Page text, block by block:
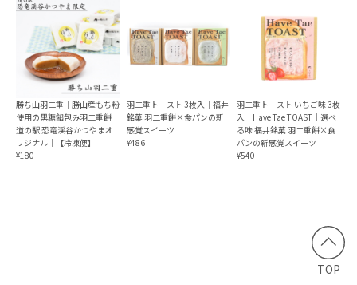
勝ち山羽二重｜勝山産もち粉
使用の黒糖餡包み羽二重餅｜
道の駅 恐竜渓谷かつやまオ
リジナル｜【冷凍便】
¥180
羽二重トースト 3枚入｜福井
銘菓 羽二重餅×食パンの新
感覚スイーツ
¥486
羽二重トースト いちご味 3枚
入｜Have Tae TOAST｜選べ
る味 福井銘菓 羽二重餅×食
パンの新感覚スイーツ
¥540
TOP